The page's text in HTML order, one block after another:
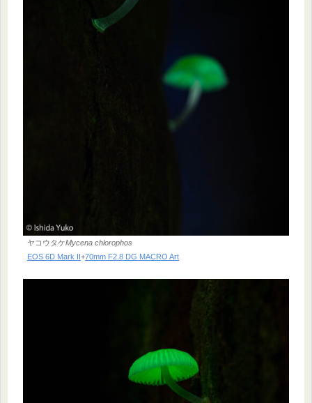
ヤコウタケMycena chlorophos
EOS 6D Mark II+70mm F2.8 DG MACRO Art